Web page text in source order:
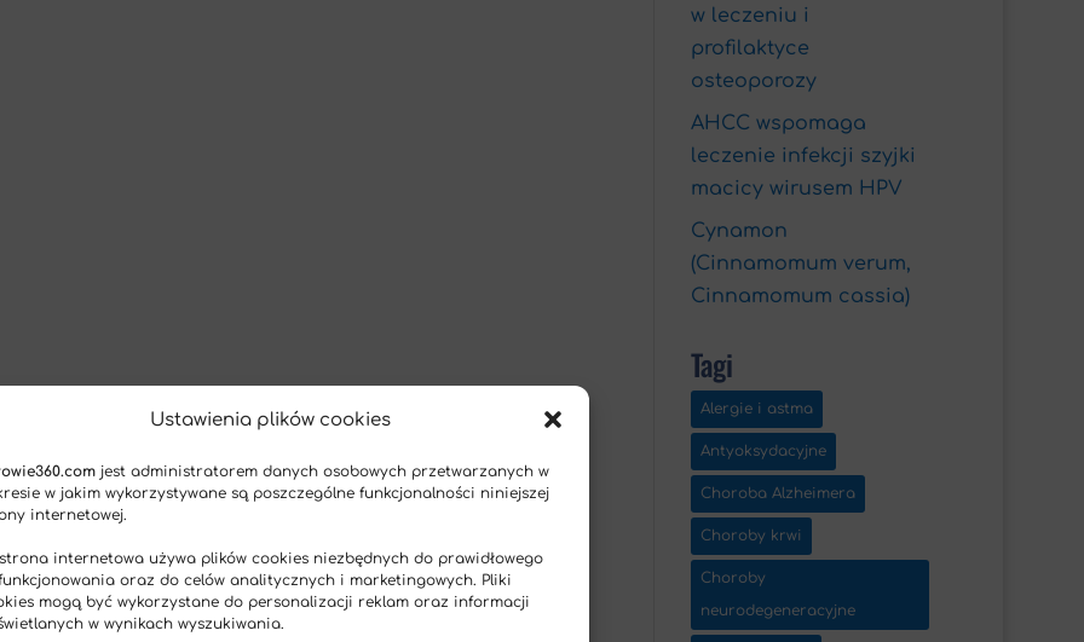
Ustawienia plików cookies
jest administratorem danych osobowych przetwarzanych w
w jakim wykorzystywane są poszczególne funkcjonalności niniejszej
internetowej.
internetowa używa plików cookies niezbędnych do prawidłowego
oraz do celów analitycznych i marketingowych. Pliki
mogą być wykorzystane do personalizacji reklam oraz informacji
w wynikach wyszukiwania.
w leczeniu i
profilaktyce
osteoporozy
AHCC wspomaga
leczenie infekcji szyjki
macicy wirusem HPV
Cynamon
(Cinnamomum verum,
Cinnamomum cassia)
Tagi
Alergie i astma
Antyoksydacyjne
Choroba Alzheimera
Choroby krwi
Choroby
neurodegeneracyjne